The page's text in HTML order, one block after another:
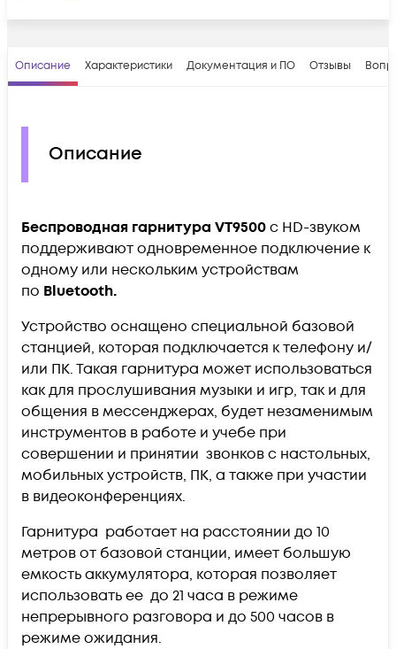
Описание Характеристики Документация и ПО Отзывы
Описание
Беспроводная гарнитура VT9500с HD-звуком
поддерживают одновременное подключение к
одному или нескольким устройствам
по Bluetooth.
Устройство оснащено специальной базовой
станцией, которая подключается к телефону и/
или ПК. Такая гарнитура может использоваться
как для прослушивания музыки и игр, так и для
общения в мессенджерах, будет незаменимым
инструментов в работе и учебе при
совершении и принятии звонков с настольных,
мобильных устройств, ПК, а также при участии
в видеоконференциях.
Гарнитура работает на расстоянии до 10
метров от базовой станции, имеет большую
емкость аккумулятора, которая позволяет
использовать ее до 21 часа в режиме
непрерывного разговора и до 500 часов в
режиме ожидания.